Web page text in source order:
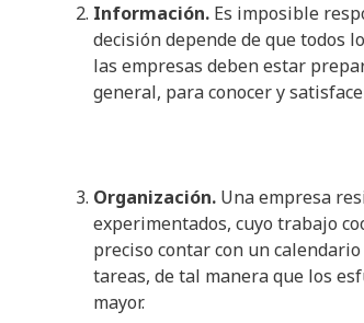
Información. Es imposible
decisión depende de que todos
las empresas deben estar
general, para conocer y
Organización. Una empresa
experimentados, cuyo trabajo
preciso contar con un
tareas, de tal manera que los
mayor.